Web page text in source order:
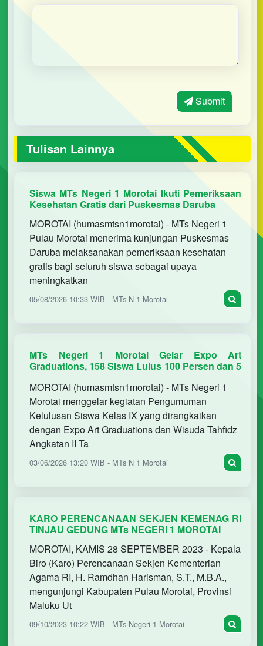
Submit
Tulisan Lainnya
Siswa MTs Negeri 1 Morotai Ikuti Pemeriksaan
Kesehatan Gratis dari Puskesmas Daruba
MOROTAI (humasmtsn1morotai) - MTs Negeri 1
Pulau Morotai menerima kunjungan Puskesmas
Daruba melaksanakan pemeriksaan kesehatan
gratis bagi seluruh siswa sebagai upaya
meningkatkan
05/08/2026 10:33 WIB - MTs N 1 Morotai
MTs Negeri 1 Morotai Gelar Expo Art
Graduations, 158 Siswa Lulus 100 Persen dan 5
MOROTAI (humasmtsn1morotai) - MTs Negeri 1
Morotai menggelar kegiatan Pengumuman
Kelulusan Siswa Kelas IX yang dirangkaikan
dengan Expo Art Graduations dan Wisuda Tahfidz
Angkatan II Ta
03/06/2026 13:20 WIB - MTs N 1 Morotai
KARO PERENCANAAN SEKJEN KEMENAG RI
TINJAU GEDUNG MTs NEGERI 1 MOROTAI
MOROTAI, KAMIS 28 SEPTEMBER 2023 - Kepala
Biro (Karo) Perencanaan Sekjen Kementerian
Agama RI, H. Ramdhan Harisman, S.T., M.B.A.,
mengunjungi Kabupaten Pulau Morotai, Provinsi
Maluku Ut
09/10/2023 10:22 WIB - MTs Negeri 1 Morotai